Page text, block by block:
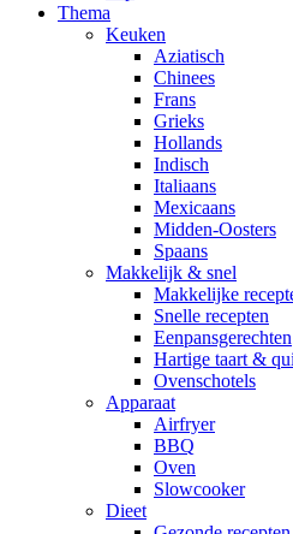
Thema
Keuken
Aziatisch
Chinees
Frans
Grieks
Hollands
Indisch
Italiaans
Mexicaans
Midden-Oosters
Spaans
Makkelijk & snel
Makkelijke
Snelle recepten
Eenpansgerechten
Hartige taart &
Ovenschotels
Apparaat
Airfryer
BBQ
Oven
Slowcooker
Dieet